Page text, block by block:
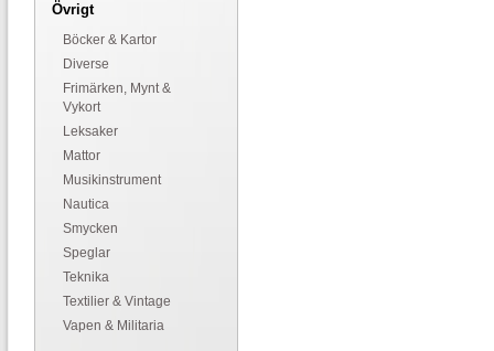
Övrigt
Böcker & Kartor
Diverse
Frimärken, Mynt &
Vykort
Leksaker
Mattor
Musikinstrument
Nautica
Smycken
Speglar
Teknika
Textilier & Vintage
Vapen & Militaria